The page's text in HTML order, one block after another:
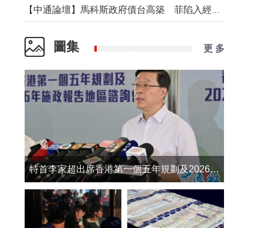
圖集 更 多
​特首李家超出席香港第一個五年規劃及2026年《施政報告》地區諮詢會